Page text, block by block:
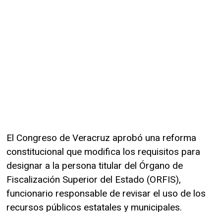
El Congreso de Veracruz aprobó una reforma
constitucional que modifica los requisitos para
designar a la persona titular del Órgano de
Fiscalización Superior del Estado (ORFIS),
funcionario responsable de revisar el uso de los
recursos públicos estatales y municipales.